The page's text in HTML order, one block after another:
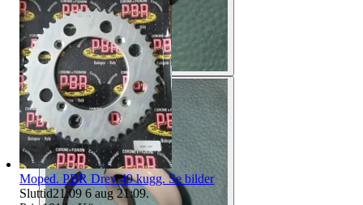
Moped. PBR Drev 49 kugg. Se bilder
Sluttid21:09 6 aug 21:09.